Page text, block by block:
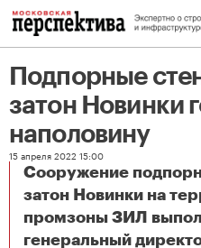
Подпорные
затон Новинки
наполовину
15 апреля 2022 15:00
Сооружение
затон Новинки на
промзоны ЗИЛ
генеральный